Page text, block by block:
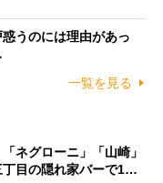
うのには理由があっ
一覧を見る
ネグローニ」「山崎」
丁目の隠れ家バーで1…